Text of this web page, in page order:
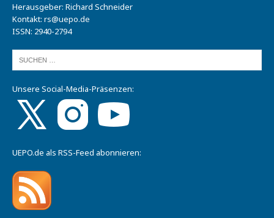
Herausgeber: Richard Schneider
Kontakt: rs@uepo.de
ISSN: 2940-2794
Unsere Social-Media-Präsenzen:
UEPO.de als RSS-Feed abonnieren: